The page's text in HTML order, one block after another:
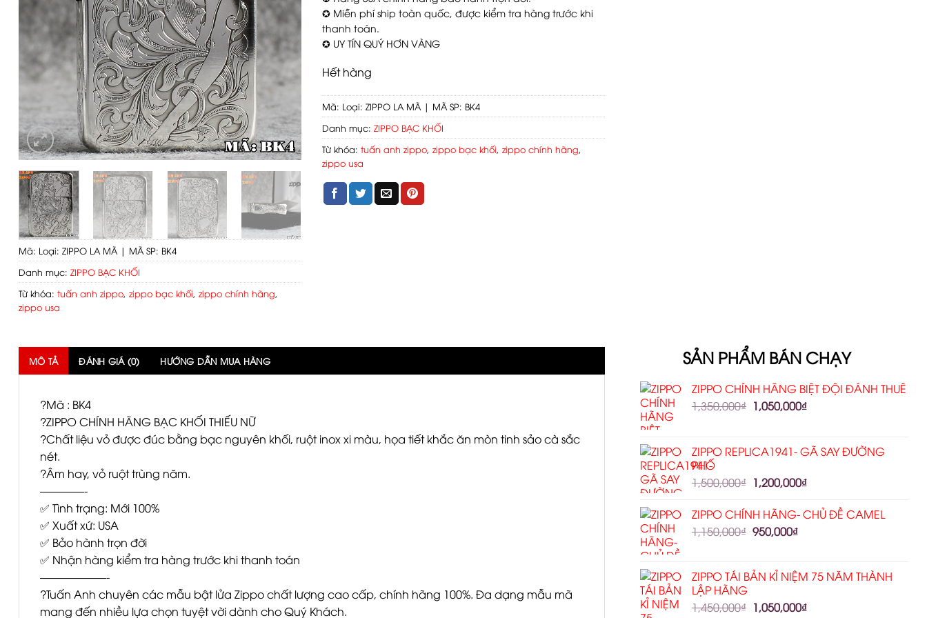
Mã: Loại: ZIPPO LA MÃ | MÃ SP: BK4
Danh mục: ZIPPO BẠC KHỐI
Từ khóa: tuấn anh zippo, zippo bạc khối, zippo chính hãng,
zippo usa
✪ Miễn phí ship toàn quốc, được kiểm tra hàng trước khi
thanh toán.
✪ UY TÍN QUÝ HƠN VÀNG
Hết hàng
Mã: Loại: ZIPPO LA MÃ | MÃ SP: BK4
Danh mục: ZIPPO BẠC KHỐI
Từ khóa: tuấn anh zippo, zippo bạc khối, zippo chính hãng,
zippo usa
MÔ TẢ ĐÁNH GIÁ (0) HƯỚNG DẪN MUA HÀNG
?Mã : BK4
?ZIPPO CHÍNH HÃNG BẠC KHỐI THIẾU NỮ
?Chất liệu vỏ được đúc bằng bạc nguyên khối, ruột inox xi màu, họa tiết khắc ăn mòn tinh sảo cà sắc
nét.
?Âm hay, vỏ ruột trùng năm.
————-
✅ Tình trạng: Mới 100%
✅ Xuất xứ: USA
✅ Bảo hành trọn đời
✅ Nhận hàng kiểm tra hàng trước khi thanh toán
——————-
?Tuấn Anh chuyên các mẫu bật lửa Zippo chất lượng cao cấp, chính hãng 100%. Đa dạng mẫu mã
mang đến nhiều lựa chọn tuyệt vời dành cho Quý Khách.
SẢN PHẨM BÁN CHẠY
ZIPPO CHÍNH HÃNG BIỆT ĐỘI ĐÁNH THUÊ
1,350,000₫ 1,050,000₫
ZIPPO REPLICA1941- GÃ SAY ĐƯỜNG
PHỐ
1,500,000₫ 1,200,000₫
ZIPPO CHÍNH HÃNG- CHỦ ĐỀ CAMEL
1,150,000₫ 950,000₫
ZIPPO TÁI BẢN KỈ NIỆM 75 NĂM THÀNH
LẬP HÃNG
1,450,000₫ 1,050,000₫